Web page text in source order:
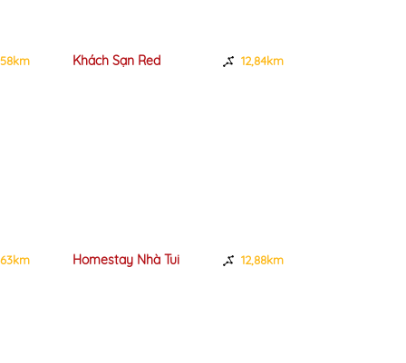
Khách Sạn Red 12,84km
Homestay Nhà Tui 12,88km